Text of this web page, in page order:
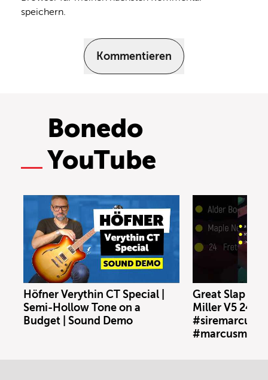
speichern.
Kommentieren
Bonedo
YouTube
Höfner Verythin CT Special |
Semi-Hollow Tone on a
Budget | Sound Demo
Great Slap
Miller V5 24-5
#marcusmiller